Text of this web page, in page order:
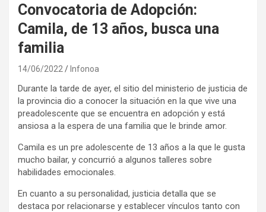
Convocatoria de Adopción:
Camila, de 13 años, busca una
familia
14/06/2022 Infonoa
Durante la tarde de ayer, el sitio del ministerio de justicia de
la provincia dio a conocer la situación en la que vive una
preadolescente que se encuentra en adopción y está
ansiosa a la espera de una familia que le brinde amor.
Camila es un pre adolescente de 13 años a la que le gusta
mucho bailar, y concurrió a algunos talleres sobre
habilidades emocionales.
En cuanto a su personalidad, justicia detalla que se
destaca por relacionarse y establecer vínculos tanto con